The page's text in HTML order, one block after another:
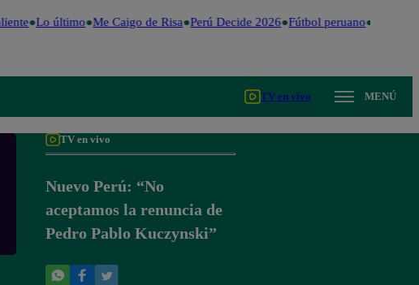
Lo último Me Caigo de Risa Perú Decide 2026 Fútbol peruano Dólar
TV en vivo MENÚ
TV en vivo
Nuevo Perú: “No
aceptamos la renuncia de
Pedro Pablo Kuczynski”